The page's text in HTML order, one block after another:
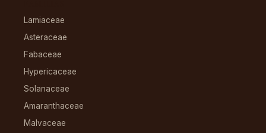
Lamiaceae
Asteraceae
Fabaceae
Hypericaceae
Solanaceae
Amaranthaceae
Malvaceae